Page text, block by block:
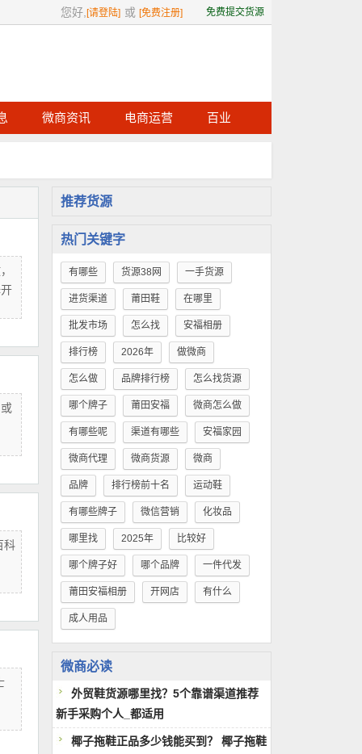
您好, [请登陆] 或 [免费注册] 免费提交货源
微商资讯 电商运营 百业
科
推荐货源
热门关键字
有哪些 货源38网 一手货源
进货渠道 莆田鞋 在哪里
批发市场 怎么找 安福相册
排行榜 2026年 做微商
怎么做 品牌排行榜 怎么找货源
哪个牌子 莆田安福 微商怎么做
有哪些呢 渠道有哪些 安福家园
微商代理 微商货源 微商
品牌 排行榜前十名 运动鞋
有哪些牌子 微信营销 化妆品
哪里找 2025年 比较好
哪个牌子好 哪个品牌 一件代发
莆田安福相册 开网店 有什么
成人用品
微商必读
外贸鞋货源哪里找？5个靠谱渠道推荐
新手采购个人_都适用
椰子拖鞋正品多少钱能买到？ 椰子拖鞋